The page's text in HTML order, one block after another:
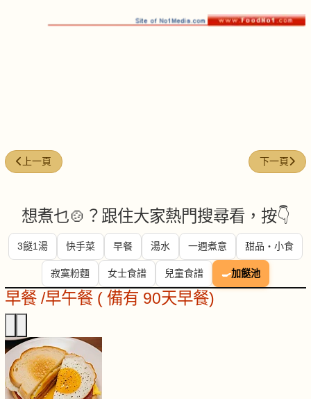
上一篇文章: 今日煮意 ( #189 )
上一頁 下一篇文
下一頁
想煮乜🍲？跟住大家熱門搜尋看，按👇
3餸1湯 快手菜 早餐 湯水 一週煮意 甜品・小食
寂寞粉麵 女士食譜 兒童食譜 🍳加餸池
早餐 /早午餐 ( 備有 90天早餐)